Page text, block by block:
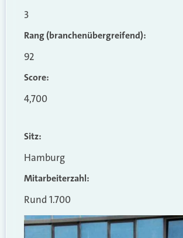
3
Rang (branchenübergreifend):
92
Score:
4,700
Sitz:
Hamburg
Mitarbeiterzahl:
Rund 1.700